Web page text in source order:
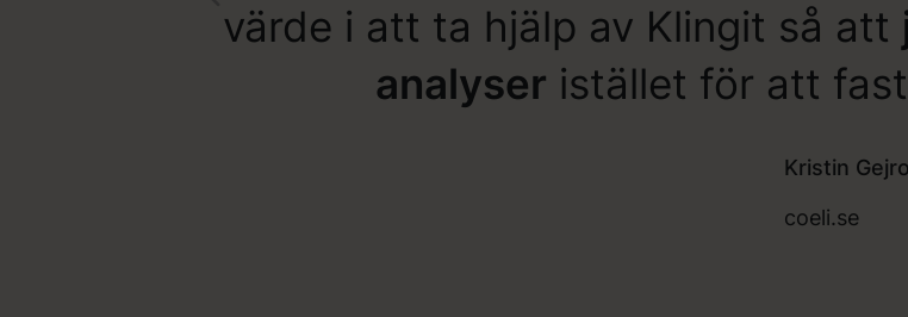
värde i att ta hjälp av Klingit så att
analyser istället för att
Kristin
coeli.se